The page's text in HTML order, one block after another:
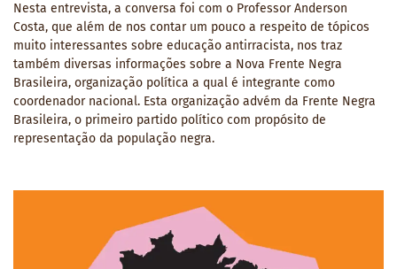
Nesta entrevista, a conversa foi com o Professor Anderson
Costa, que além de nos contar um pouco a respeito de tópicos
muito interessantes sobre educação antirracista, nos traz
também diversas informações sobre a Nova Frente Negra
Brasileira, organização política a qual é integrante como
coordenador nacional. Esta organização advém da Frente Negra
Brasileira, o primeiro partido político com propósito de
representação da população negra.